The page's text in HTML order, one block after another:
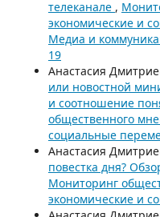
телеканале ,
экономические и
Медиа и
19
Анастасия
или новостной
и соотношение
общественного
социальные
Анастасия
повестка дня?
Мониторинг
экономические и